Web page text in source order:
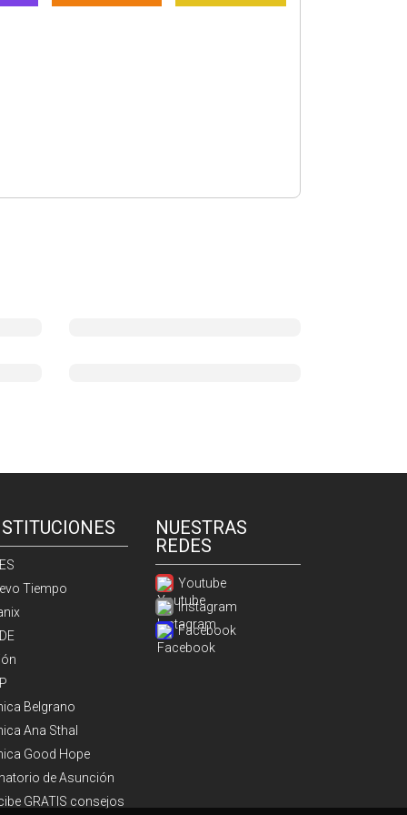
Tiempo
Belgrano
Ana Sthal
Good Hope
de Asunción
GRATIS consejos
NUESTRAS
REDES
Youtube
Instagram
Facebook